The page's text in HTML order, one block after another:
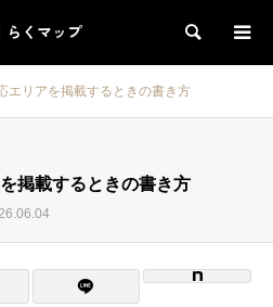
らくマップ 検索
エリアを掲載するときの書き方
掲載するときの書き方